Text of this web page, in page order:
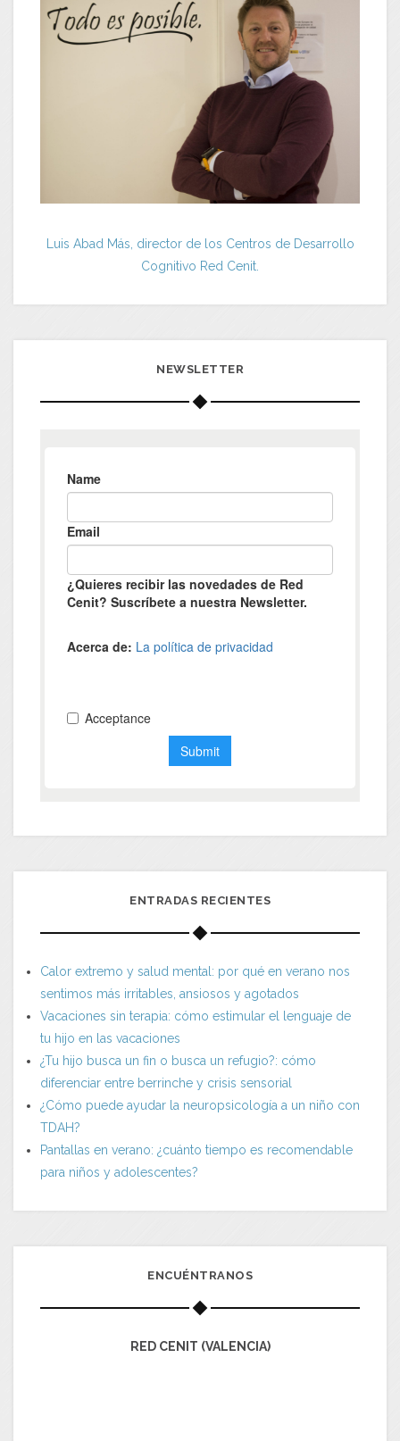
Luis Abad Más, director de los Centros de Desarrollo
Cognitivo Red Cenit.
NEWSLETTER
ENTRADAS RECIENTES
Calor extremo y salud mental: por qué en verano nos
sentimos más irritables, ansiosos y agotados
Vacaciones sin terapia: cómo estimular el lenguaje de
tu hijo en las vacaciones
¿Tu hijo busca un fin o busca un refugio?: cómo
diferenciar entre berrinche y crisis sensorial
¿Cómo puede ayudar la neuropsicología a un niño con
TDAH?
Pantallas en verano: ¿cuánto tiempo es recomendable
para niños y adolescentes?
ENCUÉNTRANOS
RED CENIT (VALENCIA)